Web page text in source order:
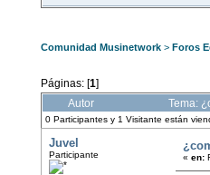
Comunidad Musinetwork > Foros
Páginas: [1]
Autor
Tema:
0 Participantes y 1 Visitante están
Juvel
Participante « en: